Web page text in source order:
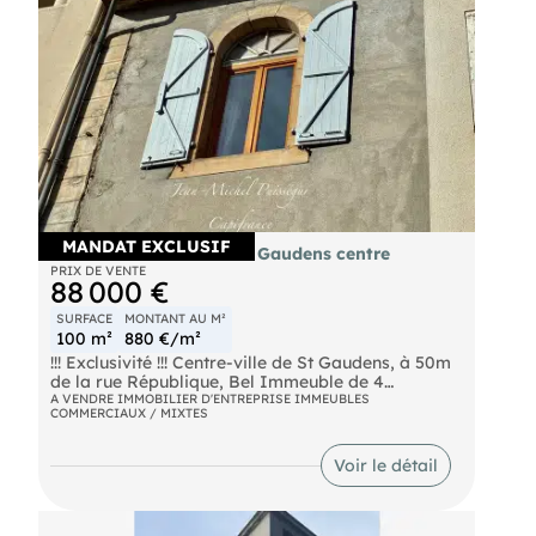
MANDAT EXCLUSIF
Immeuble à vendre à St Gaudens centre
PRIX DE VENTE
88 000 €
SURFACE
100 m²
MONTANT AU M²
880 €/m²
!!! Exclusivité !!! Centre-ville de St Gaudens, à 50m
de la rue République, Bel Immeuble de 4
Appartements, Ecoles, Commerces et
Commodités à proximité,
1er Etage : Appartements de 30m2 et 36m2,
aménageables,
A VENDRE IMMOBILIER D'ENTREPRISE IMMEUBLES
COMMERCIAUX / MIXTES
Voir le détail